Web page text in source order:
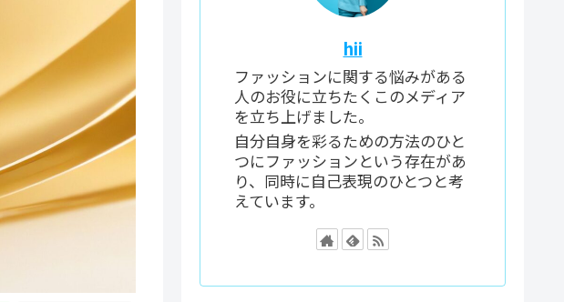
hii
ファッションに関する悩みがある
人のお役に立ちたくこのメディア
を立ち上げました。
自分自身を彩るための方法のひと
つにファッションという存在があ
り、同時に自己表現のひとつと考
えています。